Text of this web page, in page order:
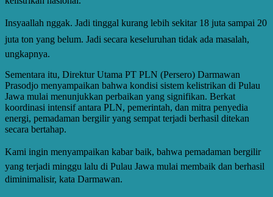
Insyaallah nggak. Jadi tinggal kurang lebih sekitar 18 juta sampai 20
juta ton yang belum. Jadi secara keseluruhan tidak ada masalah,
ungkapnya.
Sementara itu, Direktur Utama PT PLN (Persero) Darmawan
Prasodjo menyampaikan bahwa kondisi sistem kelistrikan di Pulau
Jawa mulai menunjukkan perbaikan yang signifikan. Berkat
koordinasi intensif antara PLN, pemerintah, dan mitra penyedia
energi, pemadaman bergilir yang sempat terjadi berhasil ditekan
secara bertahap.
Kami ingin menyampaikan kabar baik, bahwa pemadaman bergilir
yang terjadi minggu lalu di Pulau Jawa mulai membaik dan berhasil
diminimalisir, kata Darmawan.